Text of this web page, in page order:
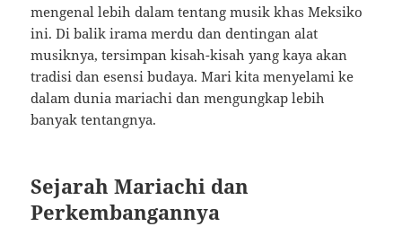
mengenal lebih dalam tentang musik khas Meksiko
ini. Di balik irama merdu dan dentingan alat
musiknya, tersimpan kisah-kisah yang kaya akan
tradisi dan esensi budaya. Mari kita menyelami ke
dalam dunia mariachi dan mengungkap lebih
banyak tentangnya.
Sejarah Mariachi dan
Perkembangannya